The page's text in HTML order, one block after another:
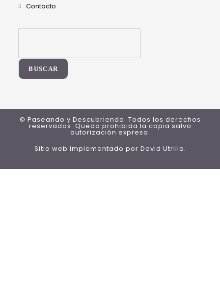
Contacto
BUSCAR
© Paseando y Descubriendo. Todos los derechos
reservados. Queda prohibida la copia salvo
autorización expresa.
Sitio web implementado por David Utrilla.